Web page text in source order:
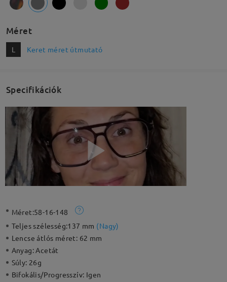
Méret
L Keret méret útmutató
Specifikációk
Méret:58-16-148
Teljes szélesség:137 mm (Nagy)
Lencse átlós méret: 62 mm
Anyag:Acetát
Súly: 26g
Bifokális/Progresszív: Igen